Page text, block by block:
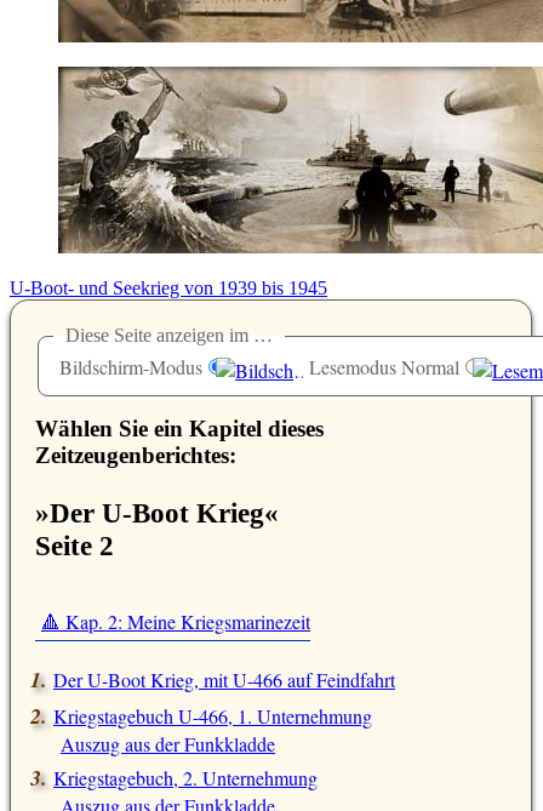
U-Boot- und Seekrieg von 1939 bis 1945
Diese Seite anzeigen im …
Bildschirm-Modus Lesemodus Normal
Wählen Sie ein Kapitel dieses
Zeitzeugenberichtes:
»Der U-Boot Krieg«
Seite 2
🔺 Kap. 2: Meine Kriegsmarinezeit
Der U-Boot Krieg, mit U-466 auf Feindfahrt
Kriegstagebuch U-466, 1. Unternehmung
Auszug aus der Funkkladde
Kriegstagebuch, 2. Unternehmung
Auszug aus der Funkkladde